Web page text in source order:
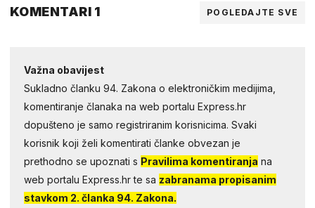
KOMENTARI 1 POGLEDAJTE SVE
Važna obavijest
Sukladno članku 94. Zakona o elektroničkim medijima,
komentiranje članaka na web portalu Express.hr
dopušteno je samo registriranim korisnicima. Svaki
korisnik koji želi komentirati članke obvezan je
prethodno se upoznati s Pravilima komentiranja na
web portalu Express.hr te sa zabranama propisanim
stavkom 2. članka 94. Zakona.